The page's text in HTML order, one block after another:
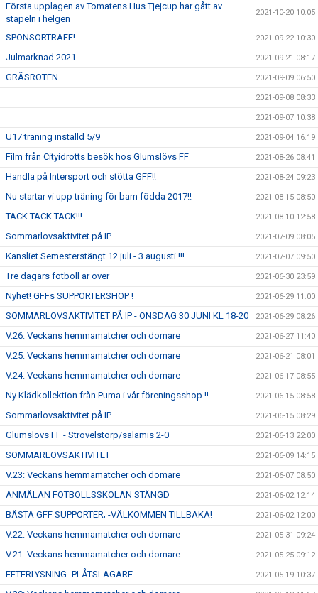
Första upplagen av Tomatens Hus Tjejcup har gått av
stapeln i helgen
2021-10-20 10:05
SPONSORTRÄFF! 2021-09-22 10:30
Julmarknad 2021 2021-09-21 08:17
GRÄSROTEN 2021-09-09 06:50
2021-09-08 08:33
2021-09-07 10:38
U17 träning inställd 5/9 2021-09-04 16:19
Film från Cityidrotts besök hos Glumslövs FF 2021-08-26 08:41
Handla på Intersport och stötta GFF!! 2021-08-24 09:23
Nu startar vi upp träning för barn födda 2017!! 2021-08-15 08:50
TACK TACK TACK!!! 2021-08-10 12:58
Sommarlovsaktivitet på IP 2021-07-09 08:05
Kansliet Semesterstängt 12 juli - 3 augusti !!! 2021-07-07 09:50
Tre dagars fotboll är över 2021-06-30 23:59
Nyhet! GFFs SUPPORTERSHOP ! 2021-06-29 11:00
SOMMARLOVSAKTIVITET PÅ IP - ONSDAG 30 JUNI KL 18-20 2021-06-29 08:26
V.26: Veckans hemmamatcher och domare 2021-06-27 11:40
V.25: Veckans hemmamatcher och domare 2021-06-21 08:01
V.24: Veckans hemmamatcher och domare 2021-06-17 08:55
Ny Klädkollektion från Puma i vår föreningsshop !! 2021-06-15 08:58
Sommarlovsaktivitet på IP 2021-06-15 08:29
Glumslövs FF - Strövelstorp/salamis 2-0 2021-06-13 22:00
SOMMARLOVSAKTIVITET 2021-06-09 14:15
V.23: Veckans hemmamatcher och domare 2021-06-07 08:50
ANMÄLAN FOTBOLLSSKOLAN STÄNGD 2021-06-02 12:14
BÄSTA GFF SUPPORTER; -VÄLKOMMEN TILLBAKA! 2021-06-02 12:00
V.22: Veckans hemmamatcher och domare 2021-05-31 09:24
V.21: Veckans hemmamatcher och domare 2021-05-25 09:12
EFTERLYSNING- PLÅTSLAGARE 2021-05-19 10:37